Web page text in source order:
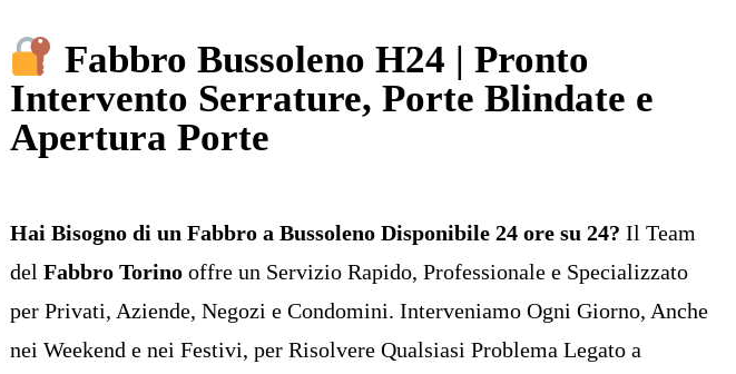
Fabbro Bussoleno H24 | Pronto
Intervento Serrature, Porte Blindate e
Apertura Porte
Hai Bisogno di un Fabbro a Bussoleno Disponibile 24 ore su 24? Il Team
del Fabbro Torino offre un Servizio Rapido, Professionale e Specializzato
per Privati, Aziende, Negozi e Condomini. Interveniamo Ogni Giorno, Anche
nei Weekend e nei Festivi, per Risolvere Qualsiasi Problema Legato a